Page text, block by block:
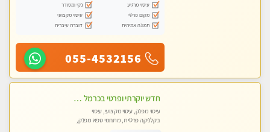
עיסוי מרגיע
נקי ומסודר
מקום פרטי
עיסוי מקצועי
תמונה אמיתית
דוברת עיברית
055-4532156
חדש יוקרתי ופרטי בכרמל – חיפה! פנקו את עצמכם ברוגע פינוק וחוויה בלתי נשכחת ללא מין !!
עיסוי מפנק, עיסוי מקצועי, עיסוי
בקלניקה פרטית, מתחמי ספא מפנק,